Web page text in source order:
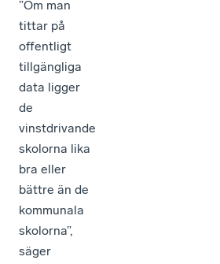
”Om man
tittar på
offentligt
tillgängliga
data ligger
de
vinstdrivande
skolorna lika
bra eller
bättre än de
kommunala
skolorna”,
säger